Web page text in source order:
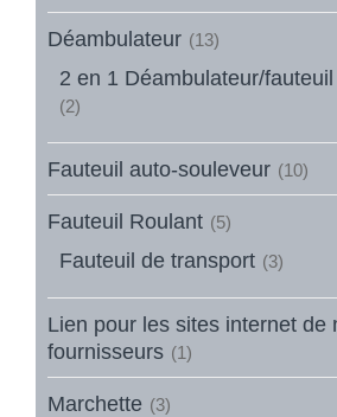
Déambulateur (13)
2 en 1 Déambulateur/
(2)
Fauteuil auto-souleveur (10)
Fauteuil Roulant (5)
Fauteuil de transport (3)
Lien pour les sites internet de
fournisseurs (1)
Marchette (3)